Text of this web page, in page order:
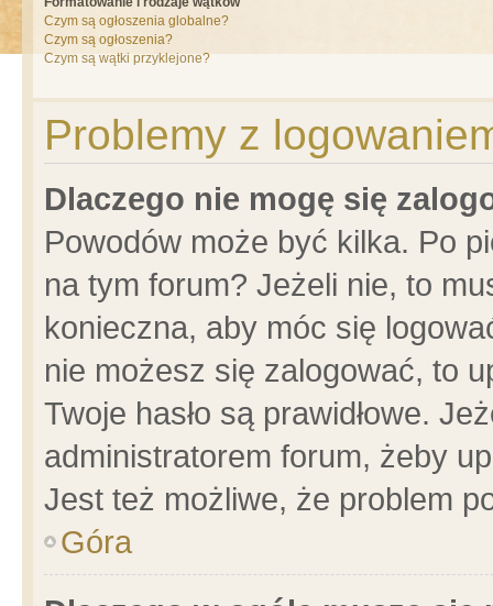
Czym są ogłoszenia globalne?
Czym są ogłoszenia?
Czym są wątki przyklejone?
Problemy z
Dlaczego nie mogę się
Powodów może być kilka. Po
na tym forum? Jeżeli nie, to
konieczna, aby móc się
nie możesz się zalogować, to
Twoje hasło są prawidłowe.
administratorem forum, żeby
Jest też możliwe, że problem
Góra